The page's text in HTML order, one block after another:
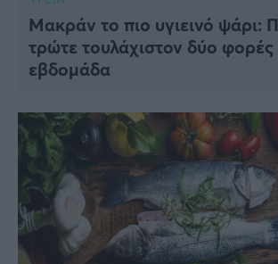
Μακράν το πιο υγιεινό ψάρι:
τρώτε τουλάχιστον δύο φορές
εβδομάδα